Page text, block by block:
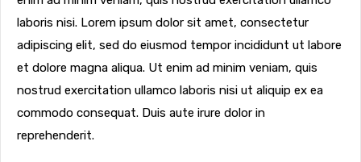
laboris nisi. Lorem ipsum dolor sit amet, consectetur
adipiscing elit, sed do eiusmod tempor incididunt ut labore
et dolore magna aliqua. Ut enim ad minim veniam, quis
nostrud exercitation ullamco laboris nisi ut aliquip ex ea
commodo consequat. Duis aute irure dolor in
reprehenderit.